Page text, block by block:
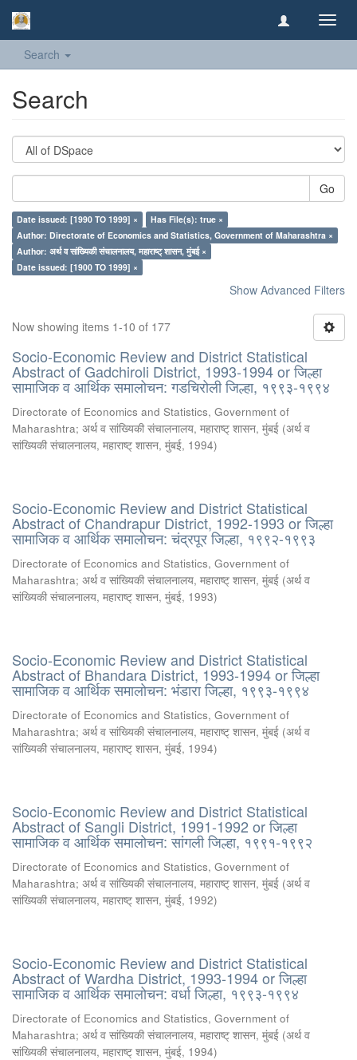
Search
Search
Go
Date issued: [1990 TO 1999] ×
Has File(s): true ×
Author: Directorate of Economics and Statistics, Government of Maharashtra ×
Author: अर्थ व सांख्यिकी संचालनालय, महाराष्ट् शासन, मुंबई ×
Date issued: [1900 TO 1999] ×
Show Advanced Filters
Now showing items 1-10 of 177
Socio-Economic Review and District Statistical
Abstract of Gadchiroli District, 1993-1994 or जिल्हा
सामाजिक व आर्थिक समालोचन: गडचिरोली जिल्हा, १९९३-१९९४
Directorate of Economics and Statistics, Government of
Maharashtra; अर्थ व सांख्यिकी संचालनालय, महाराष्ट् शासन, मुंबई (अर्थ व
सांख्यिकी संचालनालय, महाराष्ट् शासन, मुंबई, 1994)
Socio-Economic Review and District Statistical
Abstract of Chandrapur District, 1992-1993 or जिल्हा
सामाजिक व आर्थिक समालोचन: चंद्रपूर जिल्हा, १९९२-१९९३
Directorate of Economics and Statistics, Government of
Maharashtra; अर्थ व सांख्यिकी संचालनालय, महाराष्ट् शासन, मुंबई (अर्थ व
सांख्यिकी संचालनालय, महाराष्ट् शासन, मुंबई, 1993)
Socio-Economic Review and District Statistical
Abstract of Bhandara District, 1993-1994 or जिल्हा
सामाजिक व आर्थिक समालोचन: भंडारा जिल्हा, १९९३-१९९४
Directorate of Economics and Statistics, Government of
Maharashtra; अर्थ व सांख्यिकी संचालनालय, महाराष्ट् शासन, मुंबई (अर्थ व
सांख्यिकी संचालनालय, महाराष्ट् शासन, मुंबई, 1994)
Socio-Economic Review and District Statistical
Abstract of Sangli District, 1991-1992 or जिल्हा
सामाजिक व आर्थिक समालोचन: सांगली जिल्हा, १९९१-१९९२
Directorate of Economics and Statistics, Government of
Maharashtra; अर्थ व सांख्यिकी संचालनालय, महाराष्ट् शासन, मुंबई (अर्थ व
सांख्यिकी संचालनालय, महाराष्ट् शासन, मुंबई, 1992)
Socio-Economic Review and District Statistical
Abstract of Wardha District, 1993-1994 or जिल्हा
सामाजिक व आर्थिक समालोचन: वर्धा जिल्हा, १९९३-१९९४
Directorate of Economics and Statistics, Government of
Maharashtra; अर्थ व सांख्यिकी संचालनालय, महाराष्ट् शासन, मुंबई (अर्थ व
सांख्यिकी संचालनालय, महाराष्ट् शासन, मुंबई, 1994)